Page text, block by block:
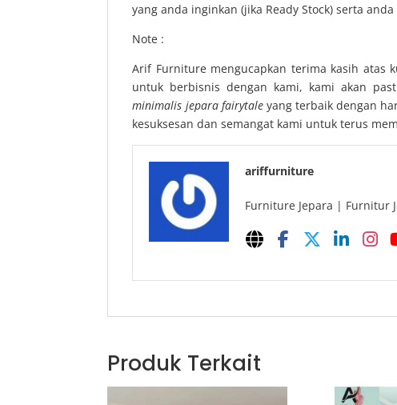
yang anda inginkan (jika Ready Stock) serta
Note :
Arif Furniture mengucapkan terima kasih atas
untuk berbisnis dengan kami, kami akan
minimalis jepara fairytaleyang terbaik dengan
kesuksesan dan semangat kami untuk terus
ariffurniture
Furniture Jepara | Furnitur
Produk Terkait